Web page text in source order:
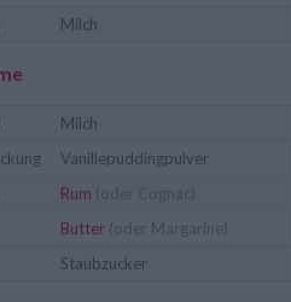
Milch
Milch
Vanillepuddingpulver
Rum (oder Cognac)
Butter (oder Margarine)
Staubzucker